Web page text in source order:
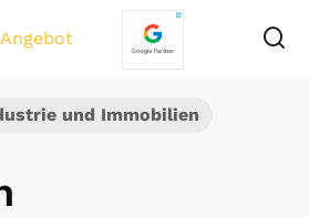
und Immobilien